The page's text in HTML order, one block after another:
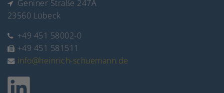
Geniner Straße 247A
23560 Lübeck
+49 451 58002-0
+49 451 581511
info@heinrich-schuemann.de